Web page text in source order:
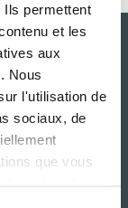
permettent
et les
aux
Nous
l'utilisation de
sociaux, de
que vous